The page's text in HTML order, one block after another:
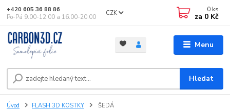
Menu
CZK
Hledat
+420 605 36 88 86
Po-Pá 9.00-12.00 a 16.00-20.00
0 ks
za 0 Kč
Úvod FLASH 3D KOSTKY ŠEDÁ